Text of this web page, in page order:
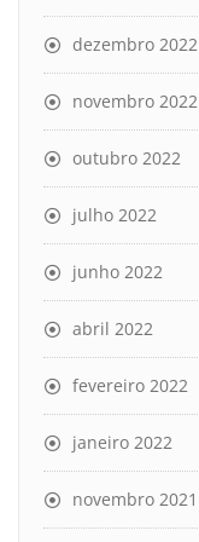
dezembro 2022
novembro 2022
outubro 2022
julho 2022
junho 2022
abril 2022
fevereiro 2022
janeiro 2022
novembro 2021